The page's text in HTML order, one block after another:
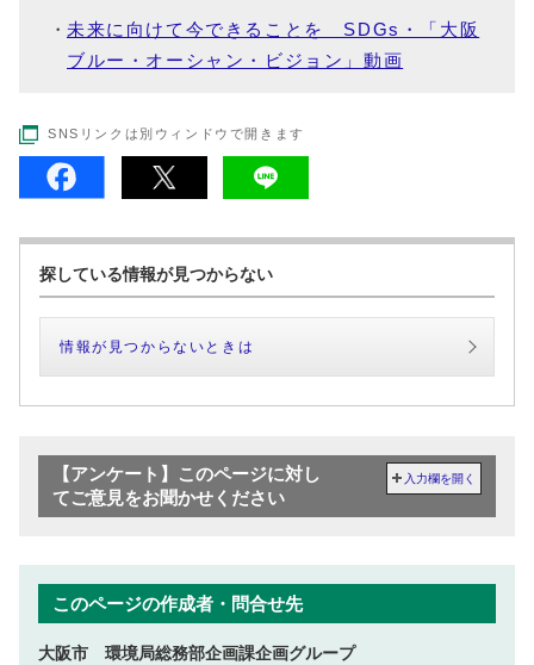
未来に向けて今できることを SDGs・「大阪
ブルー・オーシャン・ビジョン」動画
SNSリンクは別ウィンドウで開きます
探している情報が見つからない
情報が見つからないときは
【アンケート】このページに対し
てご意見をお聞かせください
入力欄を開く
このページの作成者・問合せ先
大阪市 環境局総務部企画課企画グループ